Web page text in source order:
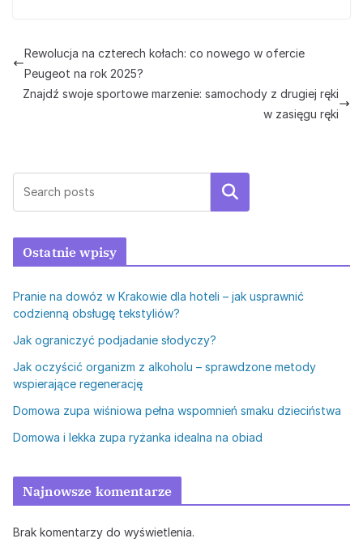
Rewolucja na czterech kołach: co nowego w ofercie
Peugeot na rok 2025?
Znajdź swoje sportowe marzenie: samochody z drugiej ręki
w zasięgu ręki
Szukaj
Ostatnie wpisy
Pranie na dowóz w Krakowie dla hoteli – jak usprawnić
codzienną obsługę tekstyliów?
Jak ograniczyć podjadanie słodyczy?
Jak oczyścić organizm z alkoholu – sprawdzone metody
wspierające regenerację
Domowa zupa wiśniowa pełna wspomnień smaku dzieciństwa
Domowa i lekka zupa ryżanka idealna na obiad
Najnowsze komentarze
Brak komentarzy do wyświetlenia.